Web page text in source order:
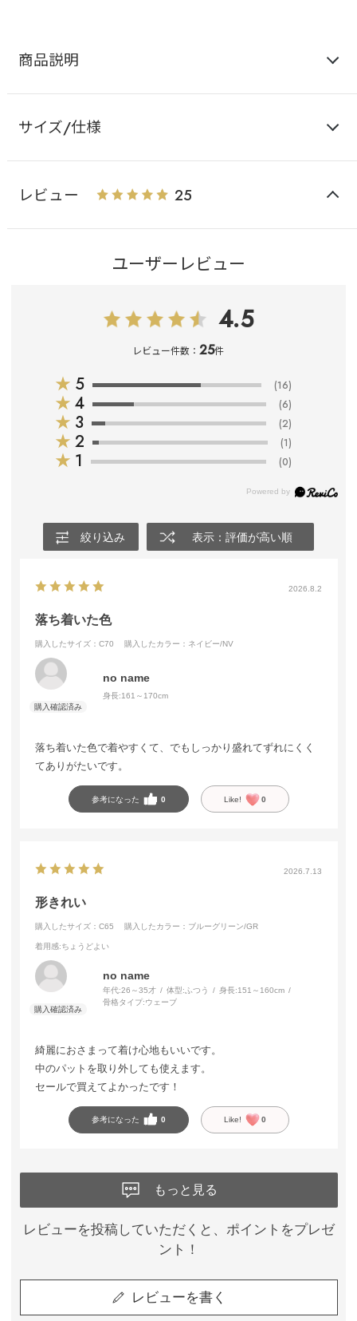
商品説明
サイズ/仕様
レビュー 25
ユーザーレビュー
4.5
レビュー件数：25件
★ 5 (16)
★ 4 (6)
★ 3 (2)
★ 2 (1)
★ 1 (0)
絞り込み 表示：評価が高い順
2026.8.2
落ち着いた色
購入したサイズ：C70 購入したカラー：ネイビー/NV
no name
身長:161～170cm
落ち着いた色で着やすくて、でもしっかり盛れてずれにくく
てありがたいです。
参考になった 0 Like! 0
2026.7.13
形きれい
購入したサイズ：C65 購入したカラー：ブルーグリーン/GR
着用感:ちょうどよい
no name
年代:26～35才 体型: ふつう 身長:151～160cm
骨格タイプ:ウェーブ
綺麗におさまって着け心地もいいです。
中のパットを取り外しても使えます。
セールで買えてよかったです！
参考になった 0 Like! 0
もっと見る
レビューを投稿していただくと、ポイントをプレゼ
ント！
レビューを書く